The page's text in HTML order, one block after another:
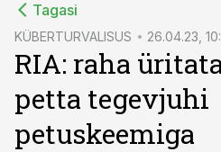
Tagasi
KÜBERTURVALISUS 26.04.23,
RIA: raha
petta tegevjuhi
petuskeemiga